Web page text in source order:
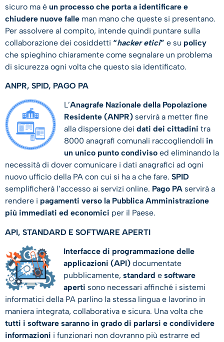
sicuro ma è un processo che porta a identificare e
chiudere nuove falle man mano che queste si presentano.
Per assolvere al compito, intende quindi puntare sulla
collaborazione dei cosiddetti “hacker etici” e su policy
che spieghino chiaramente come segnalare un problema
di sicurezza ogni volta che questo sia identificato.
ANPR, SPID, PAGO PA
L’Anagrafe Nazionale della Popolazione
Residente (ANPR) servirà a metter fine
alla dispersione dei dati dei cittadini tra
8000 anagrafi comunali raccogliendoli in
un unico punto condiviso ed eliminando la
necessità di dover comunicare i dati anagrafici ad ogni
nuovo ufficio della PA con cui si ha a che fare. SPID
semplificherà l’accesso ai servizi online. Pago PA servirà a
rendere i pagamenti verso la Pubblica Amministrazione
più immediati ed economici per il Paese.
API, STANDARD E SOFTWARE APERTI
Interfacce di programmazione delle
applicazioni (API) documentate
pubblicamente, standard e software
aperti sono necessari affinché i sistemi
informatici della PA parlino la stessa lingua e lavorino in
maniera integrata, collaborativa e sicura. Una volta che
tutti i software saranno in grado di parlarsi e condividere
informazioni i funzionari non dovranno più estrarre ed